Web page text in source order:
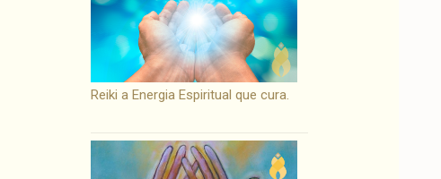
Reiki a Energia Espiritual que cura.